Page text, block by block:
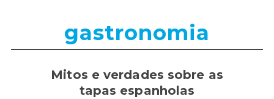
gastronomia
Mitos e verdades sobre as
tapas espanholas